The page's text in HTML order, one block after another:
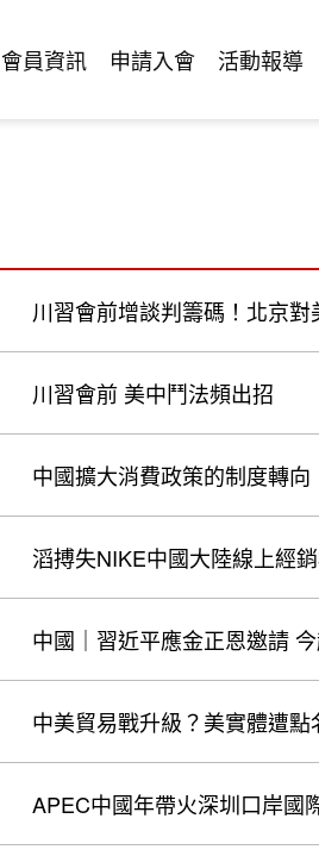
會員資訊 申請入會 活動報導
川習會前增談判籌碼！北京
川習會前 美中鬥法頻出招
中國擴大消費政策的制度轉向
滔搏失NIKE中國大陸線上經
中
中美貿易戰升級？美實體遭
APEC中國年帶火深圳口岸國